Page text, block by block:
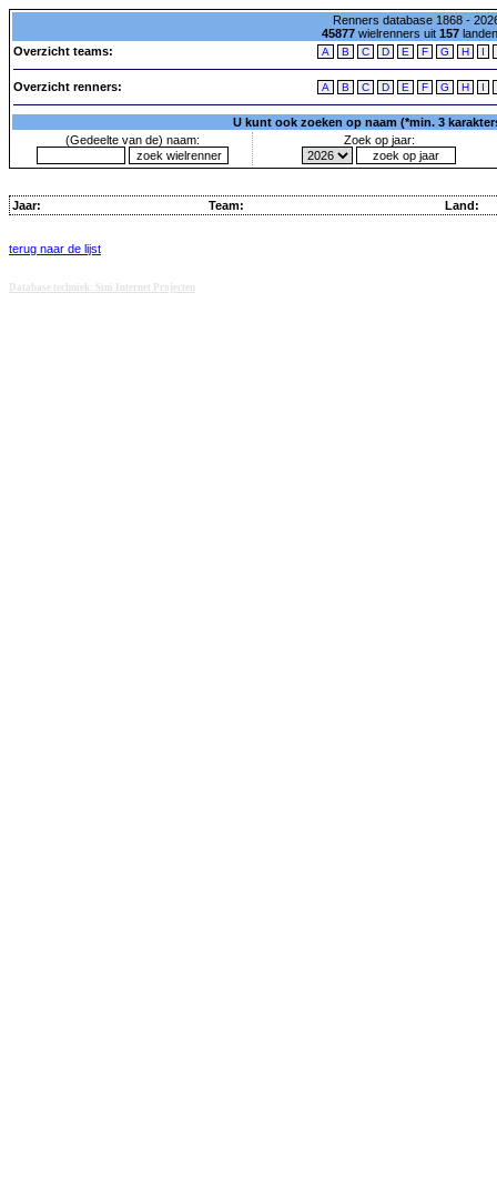
Renners database 1868 -
45877wielrenners uit 157
Overzicht teams:
A B C D E F G H I
Overzicht renners: A B C D E F G H I
U kunt ook zoeken op naam (*min. 3
(Gedeelte van de) naam:
Zoek op jaar:
Jaar: Team: Land:
terug naar de lijst
Database techniek: Sini Internet Projecten